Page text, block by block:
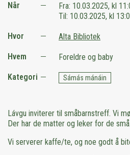
Når Fra: 10.03.2025, kl
Til: 10.03.2025, kl
Hvor Alta Bibliotek
Hvem Foreldre og baby
Kategori Sámás mánáin
Lávgu inviterer til småbarnstreff. Vi
Der har de matter og leker for de små.
Vi serverer kaffe/te, og noe godt å